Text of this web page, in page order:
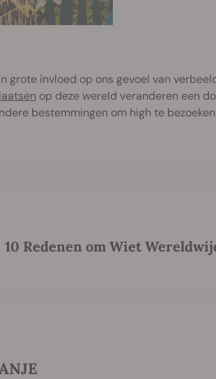
grote invloed op ons gevoel van
op deze wereld veranderen een
bestemmingen om high te
10 Redenen om Wiet